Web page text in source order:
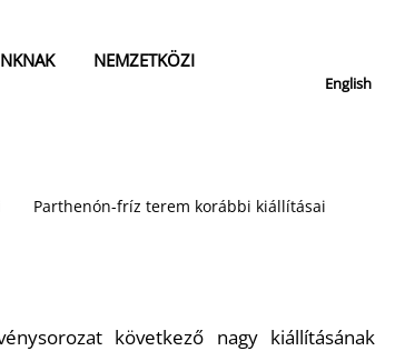
NEMZETKÖZI
English
Parthenón-fríz terem korábbi kiállításai
következő nagy kiállításának